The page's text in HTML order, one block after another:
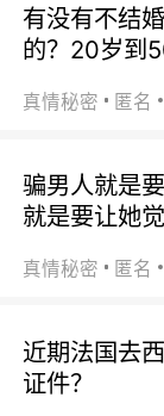
有没有不结
的？20岁到
真情秘密 匿名
骗男人就是
就是要让她
真情秘密 匿名
近期法国去
证件？